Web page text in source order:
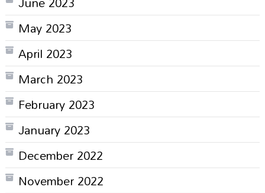
May 2023
April 2023
March 2023
February 2023
January 2023
December 2022
November 2022